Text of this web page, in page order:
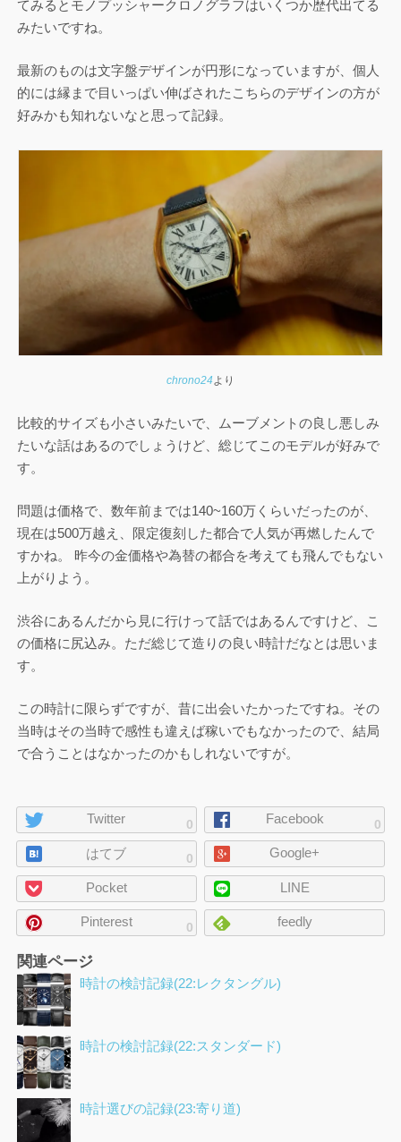
てみるとモノプッシャークロノグラフはいくつか歴代出てる
みたいですね。
最新のものは文字盤デザインが円形になっていますが、個人
的には縁まで目いっぱい伸ばされたこちらのデザインの方が
好みかも知れないなと思って記録。
chrono24 より
比較的サイズも小さいみたいで、ムーブメントの良し悪しみ
たいな話はあるのでしょうけど、総じてこのモデルが好みで
す。
問題は価格で、数年前までは140~160万くらいだったのが、
現在は500万越え、限定復刻した都合で人気が再燃したんで
すかね。 昨今の金価格や為替の都合を考えても飛んでもない
上がりよう。
渋谷にあるんだから見に行けって話ではあるんですけど、こ
の価格に尻込み。ただ総じて造りの良い時計だなとは思いま
す。
この時計に限らずですが、昔に出会いたかったですね。その
当時はその当時で感性も違えば稼いでもなかったので、結局
で合うことはなかったのかもしれないですが。
ペ
ー
ジ
の
シ
ェ
0
Twitter 0
Facebook
0
はてブ Google+
Pocket LINE
0
Pinterest feedly
関連ページ
時計の検討記録(22:レクタングル)
時計の検討記録(22:スタンダード)
時計選びの記録(23:寄り道)